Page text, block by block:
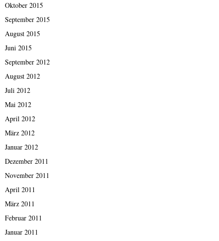
Oktober 2015
September 2015
August 2015
Juni 2015
September 2012
August 2012
Juli 2012
Mai 2012
April 2012
März 2012
Januar 2012
Dezember 2011
November 2011
April 2011
März 2011
Februar 2011
Januar 2011